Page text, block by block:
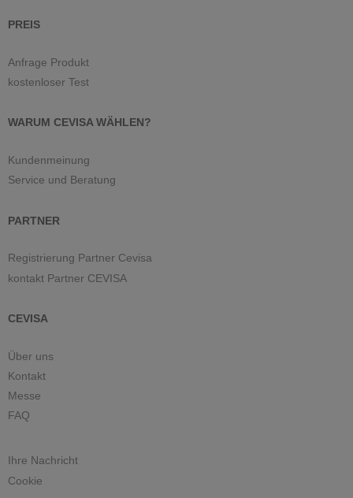
PREIS
Anfrage Produkt
kostenloser Test
WARUM CEVISA WÄHLEN?
Kundenmeinung
Service und Beratung
PARTNER
Registrierung Partner Cevisa
kontakt Partner CEVISA
CEVISA
Über uns
Kontakt
Messe
FAQ
Ihre Nachricht
Cookie